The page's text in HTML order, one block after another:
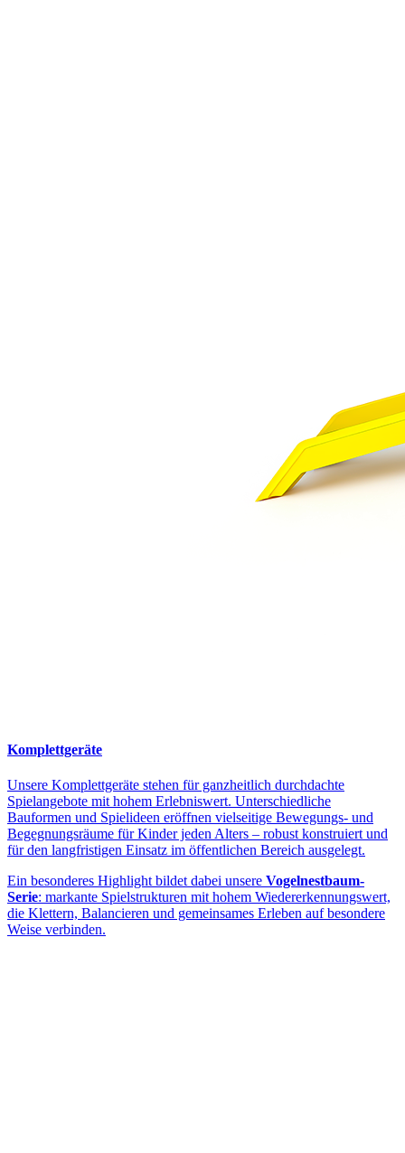
Komplettgeräte
Unsere Komplettgeräte stehen für ganzheitlich durchdachte
Spielangebote mit hohem Erlebniswert. Unterschiedliche
Bauformen und Spielideen eröffnen vielseitige Bewegungs- und
Begegnungsräume für Kinder jeden Alters – robust konstruiert und
für den langfristigen Einsatz im öffentlichen Bereich ausgelegt.
Ein besonderes Highlight bildet dabei unsere Vogelnestbaum-
Serie: markante Spielstrukturen mit hohem Wiedererkennungswert,
die Klettern, Balancieren und gemeinsames Erleben auf besondere
Weise verbinden.